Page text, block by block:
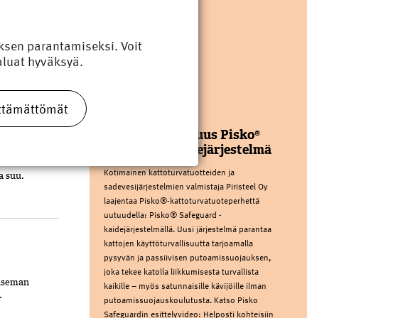
syksyllä
suu.
Kattoturvauutuus Pisko®
Safeguard kaidejärjestelmä
Kotimainen kattoturvatuotteiden ja
sadevesijärjestelmien valmistaja Piristeel Oy
laajentaa Pisko®-kattoturvatuoteperhettä
uutuudella: Pisko® Safeguard -
kaidejärjestelmällä. Uusi järjestelmä parantaa
kattojen käyttöturvallisuutta tarjoamalla
pysyvän ja passiivisen putoamissuojauksen,
joka tekee katolla liikkumisesta turvallista
kaikille – myös satunnaisille kävijöille ilman
putoamissuojauskoulutusta. Katso Pisko
Safeguardin esittelyvideo: Helposti kohteisiin
parantamiseksi. Voit
hyväksyä.